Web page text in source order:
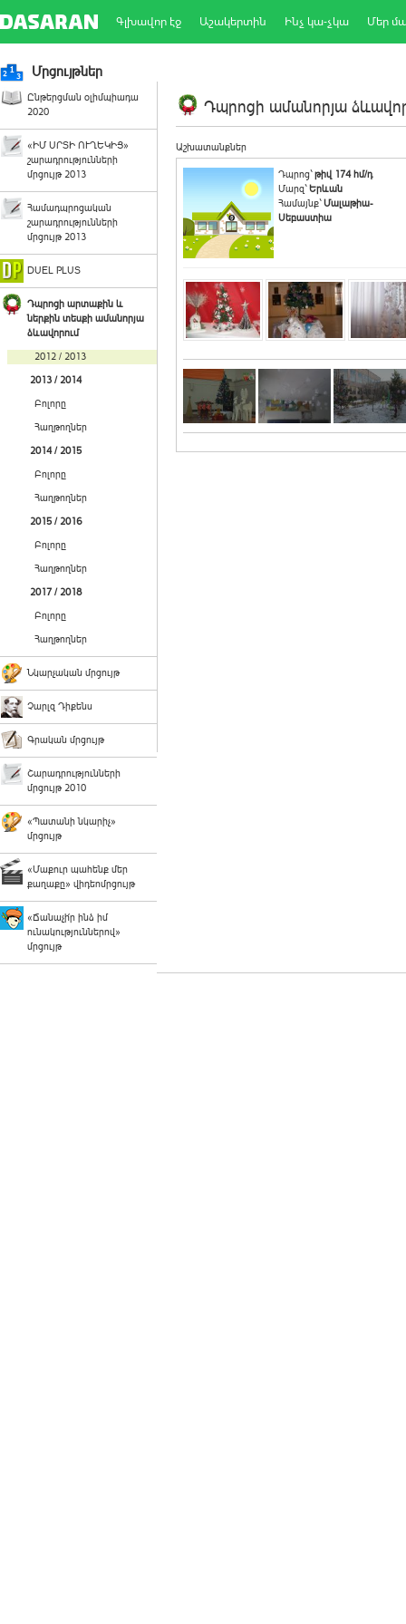
Գլխավոր էջ Աշակերտին Ինչ կա-չկա Մեր
Մրցույթներ
Ընթերցման օլիմպիադա
2020
«ԻՄ ՍՐՏԻ ՈՒՂԵԿԻՑ»
շարադրությունների
մրցույթ 2013
Համադպրոցական
շարադրությունների
մրցույթ 2013
DUEL PLUS
Դպրոցի արտաքին և
ներքին տեսքի ամանորյա
ձևավորում
2012 / 2013
2013 / 2014
Բոլորը
Հաղթողներ
2014 / 2015
Բոլորը
Հաղթողներ
2015 / 2016
Բոլորը
Հաղթողներ
2017 / 2018
Բոլորը
Հաղթողներ
Նկարչական մրցույթ
Չարլզ Դիքենս
Գրական մրցույթ
Շարադրությունների
մրցույթ 2010
«Պատանի նկարիչ»
մրցույթ
«Մաքուր պահենք մեր
քաղաքը» վիդեոմրցույթ
«Ճանաչի՛ր ինձ իմ
ունակություններով»
մրցույթ
Դպրոցի ամանորյա
Աշխատանքներ
Դպրոց`թիվ 174 հմ/դ
Մարզ`Երևան
Համայնք`Մալաթիա-
Սեբաստիա